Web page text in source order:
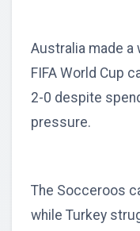
Australia made a
FIFA World Cup
2-0 despite
pressure.
The Socceroos
while Turkey